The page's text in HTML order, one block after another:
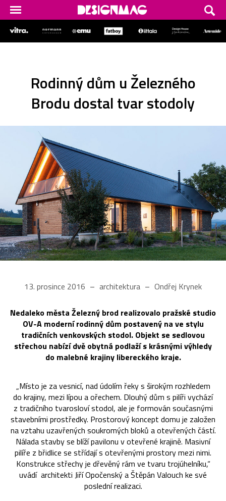
Rodinný dům u Železného
Brodu dostal tvar stodoly
13. prosince 2016 architektura Ondřej Krynek
Nedaleko města Železný brod realizovalo pražské studio
OV-A moderní rodinný dům postavený na ve stylu
tradičních venkovských stodol. Objekt se sedlovou
střechou nabízí dvě obytná podlaží s krásnými výhledy
do malebné krajiny libereckého kraje.
„Místo je za vesnicí, nad údolím řeky s širokým rozhledem
do krajiny, mezi lípou a ořechem. Dlouhý dům s pilíři vychází
z tradičního tvarosloví stodol, ale je formován současnými
stavebními prostředky. Prostorový koncept domu je založen
na vztahu uzavřených soukromých bloků a otevřených částí.
Nálada stavby se blíží pavilonu v otevřené krajině. Masivní
pilíře z břidlice se střídají s otevřenými prostory mezi nimi.
Konstrukce střechy je dřevěný rám ve tvaru trojúhelníku,“
uvádí architekti Jiří Opočenský a Štěpán Valouch ke své
poslední realizaci.